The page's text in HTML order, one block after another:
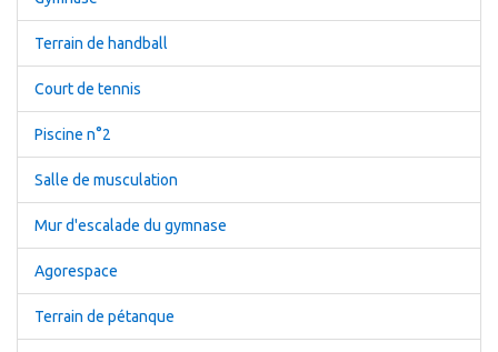
Terrain de handball
Court de tennis
Piscine n°2
Salle de musculation
Mur d'escalade du gymnase
Agorespace
Terrain de pétanque